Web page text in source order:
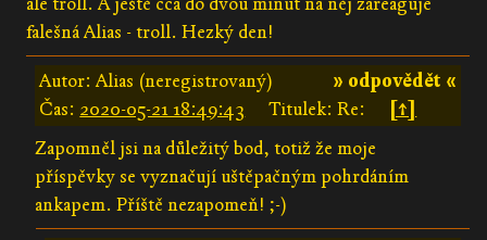
falešná Alias - troll. Hezký den!
» odpovědět «
Autor: Alias (neregistrovaný)
Čas: 2020-05-21 18:49:43 Titulek: Re:
[↑]
Zapomněl jsi na důležitý bod, totiž že moje
příspěvky se vyznačují uštěpačným pohrdáním
ankapem. Příště nezapomeň! ;-)